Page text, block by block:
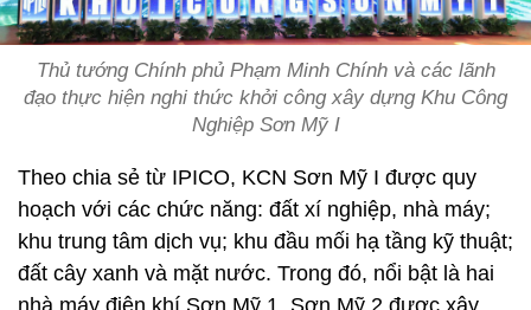
Thủ tướng Chính phủ Phạm Minh Chính và các lãnh
đạo thực hiện nghi thức khởi công xây dựng Khu Công
Nghiệp Sơn Mỹ I
Theo chia sẻ từ IPICO, KCN Sơn Mỹ I được quy
hoạch với các chức năng: đất xí nghiệp, nhà máy;
khu trung tâm dịch vụ; khu đầu mối hạ tầng kỹ thuật;
đất cây xanh và mặt nước. Trong đó, nổi bật là hai